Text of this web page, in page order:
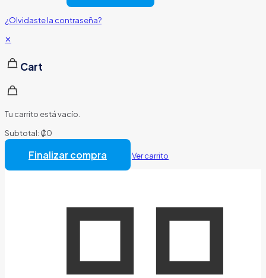
¿Olvidaste la contraseña?
✕
Cart
Tu carrito está vacío.
Subtotal: ₡0
Total:
Finalizar compra Ver carrito